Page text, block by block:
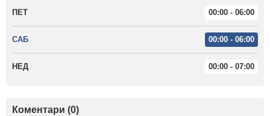
ПЕТ 00:00 - 06:00
САБ 00:00 - 06:00
НЕД 00:00 - 07:00
Коментари (0)